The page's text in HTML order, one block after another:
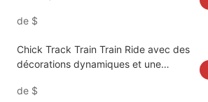
de $
Chick Track Train Train Ride avec des
décorations dynamiques et une
de $